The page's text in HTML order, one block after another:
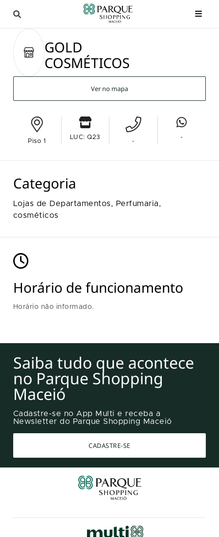
GOLD
COSMÉTICOS
Ver no mapa
Piso 1
LUC: Q23
-
-
Horário de funcionamento
Horário não informado.
Categoria
Lojas de Departamentos, Perfumaria,
cosméticos
Saiba tudo que acontece
no Parque Shopping
Maceió
Cadastre-se no App Multi e receba a
Newsletter do Parque Shopping Maceió
CADASTRE-SE